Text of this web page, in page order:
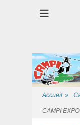
Accueil »
CAMPI